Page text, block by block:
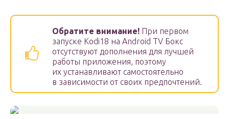
Обратите внимание! При первом
запуске Kodi18 на Android TV Бокс
отсутствуют дополнения для лучшей
работы приложения, поэтому
их устанавливают самостоятельно
в зависимости от своих предпочтений.